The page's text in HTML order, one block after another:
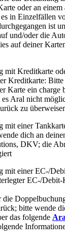
oder an
in Einzelfällen
ist
und/oder die
auf deiner
mit Kreditkarte
Kreditkarte: Bitte
Karte ein charge
Aral nicht
zu
mit einer
dich an
DKV; die
mit einer EC-/
EC-/
bitte wende
das folgende